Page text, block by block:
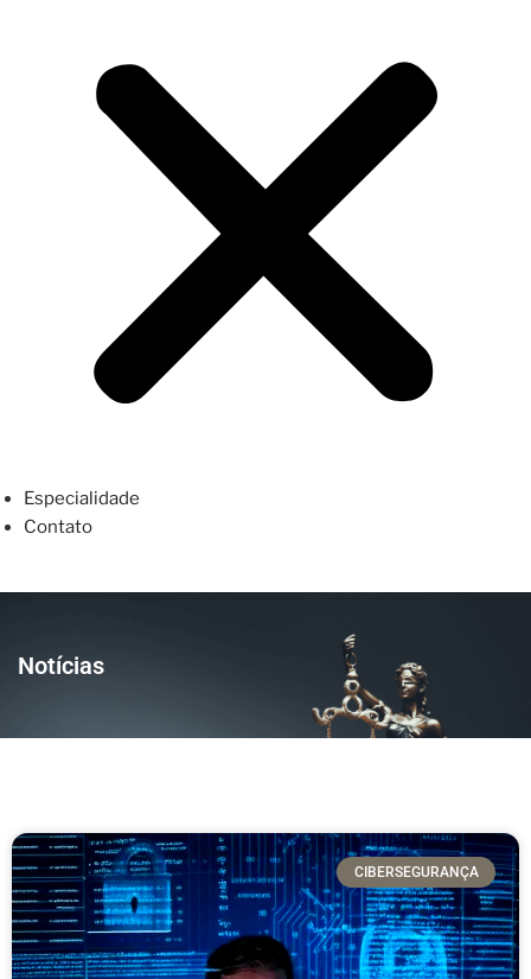
Especialidade
Contato
Notícias
CIBERSEGURANÇA